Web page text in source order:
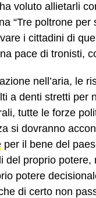
voluto allietarli
“Tre poltrone per
i cittadini di
pace di tronisti,
nell’aria, le
a denti stretti per
tutte le forze
si dovranno
per il bene del
del proprio
potere
di certo non